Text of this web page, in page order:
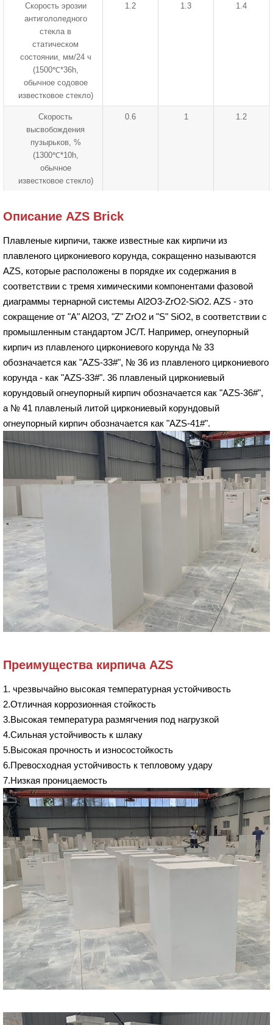
Скорость эрозии
антигололедного
стекла в
статическом
состоянии, мм/24 ч
(1500℃*36h,
обычное содовое
известковое стекло)
1.2 1.3 1.4
Скорость
высвобождения
пузырьков, %
(1300℃*10h,
обычное
известковое стекло)
0.6 1 1.2
Описание AZS Brick
Плавленые кирпичи, также известные как кирпичи из
плавленого циркониевого корунда, сокращенно называются
AZS, которые расположены в порядке их содержания в
соответствии с тремя химическими компонентами фазовой
диаграммы тернарной системы Al2O3-ZrO2-SiO2. AZS - это
сокращение от "A" Al2O3, "Z" ZrO2 и "S" SiO2, в соответствии с
промышленным стандартом JC/T. Например, огнеупорный
кирпич из плавленого циркониевого корунда № 33
обозначается как "AZS-33#", № 36 из плавленого циркониевого
корунда - как "AZS-33#". 36 плавленый циркониевый
корундовый огнеупорный кирпич обозначается как "AZS-36#",
а № 41 плавленый литой циркониевый корундовый
огнеупорный кирпич обозначается как "AZS-41#".
Преимущества кирпича AZS
1. чрезвычайно высокая температурная устойчивость
2.Отличная коррозионная стойкость
3.Высокая температура размягчения под нагрузкой
4.Сильная устойчивость к шлаку
5.Высокая прочность и износостойкость
6.Превосходная устойчивость к тепловому удару
7.Низкая проницаемость